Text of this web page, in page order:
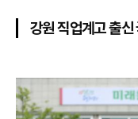
강원 직업계고 출신